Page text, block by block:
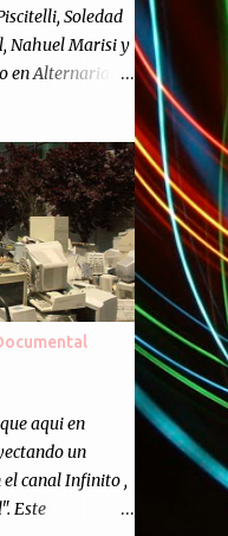
Soledad
Nahuel Marisi y
en Alternaria :
en
las noticias
desde
de vista
festejarlo, se
juntos; y
a toda la
a ustedes. Por
emitir video en
que
el estudio,
y hacer
aqui en
un
canal Infinito ,
Este